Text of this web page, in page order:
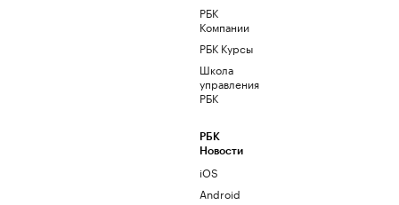
РБК
Компании
РБК Курсы
Школа
управления
РБК
РБК
Новости
iOS
Android